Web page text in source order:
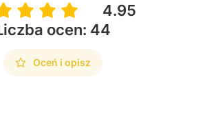
4.95
ocen: 44
Oceń i opisz